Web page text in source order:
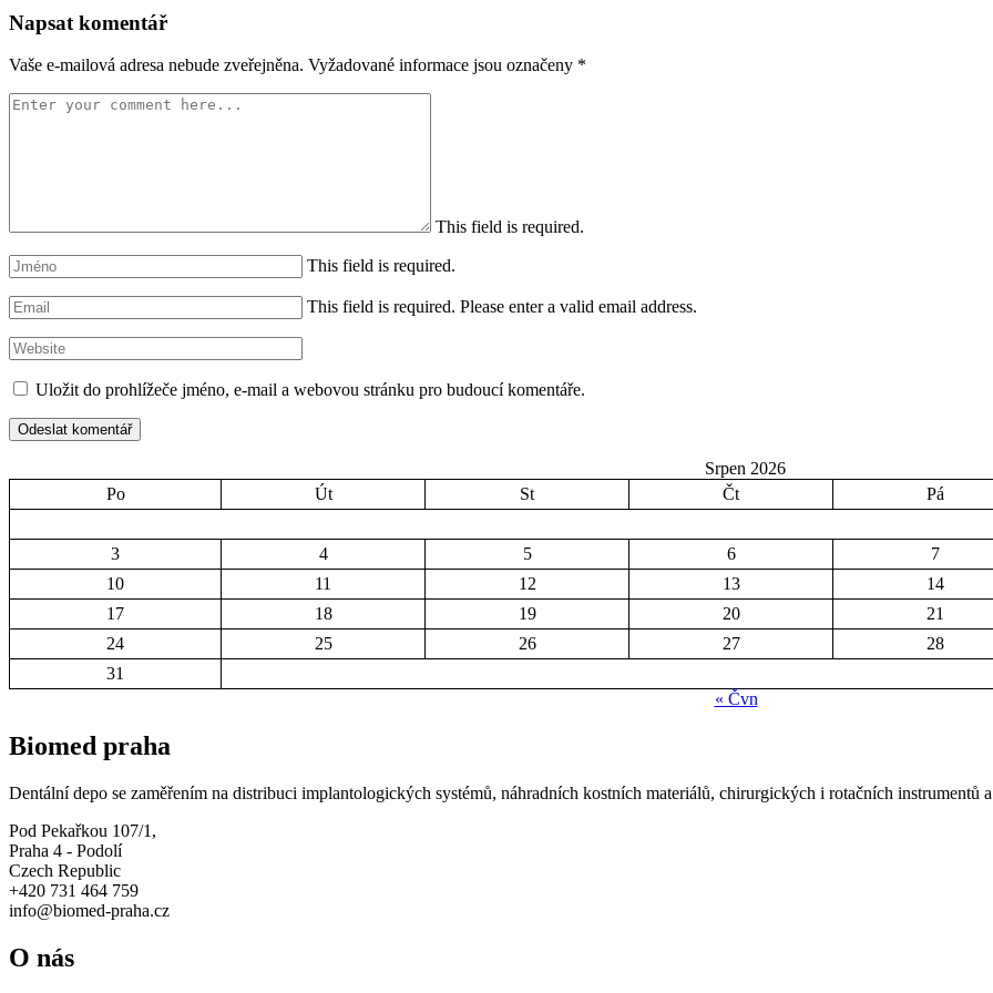
Napsat komentář
Vaše e-mailová adresa nebude zveřejněna. Vyžadované informace jsou označeny *
This field is required.
This field is required.
This field is required. Please enter a valid email address.
Uložit do prohlížeče jméno, e-mail a webovou stránku pro budoucí komentáře.
Srpen 2026
Po
Út St Čt Pá
3
4 5 6 7
10
11 12 13 14
17
18 19 20 21
24
25 26 27 28
31
« Čvn
Biomed praha
Dentální depo se zaměřením na distribuci implantologických systémů, náhradních kostních materiálů, chirurgických i rotačních instrumentů
Pod Pekařkou 107/1,
Praha 4 - Podolí
Czech Republic
+420 731 464 759
info@biomed-praha.cz
O nás